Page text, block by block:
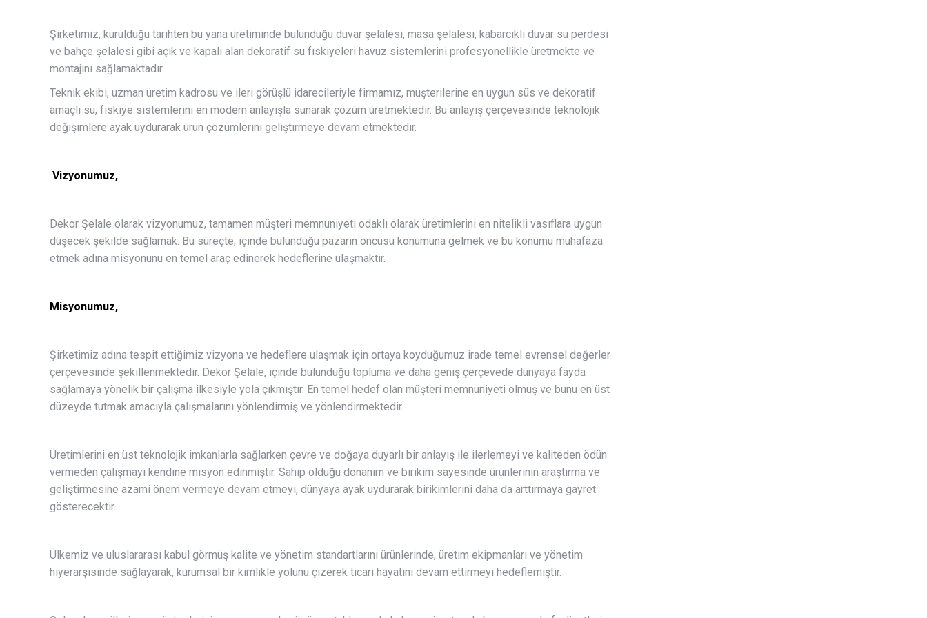
Şirketimiz, kurulduğu tarihten bu yana üretiminde bulunduğu duvar şelalesi, masa şelalesi, kabarcıklı duvar su perdesi
ve bahçe şelalesi gibi açık ve kapalı alan dekoratif su fıskiyeleri havuz sistemlerini profesyonellikle üretmekte ve
montajını sağlamaktadır.
Teknik ekibi, uzman üretim kadrosu ve ileri görüşlü idarecileriyle firmamız, müşterilerine en uygun süs ve dekoratif
amaçlı su, fıskiye sistemlerini en modern anlayışla sunarak çözüm üretmektedir. Bu anlayış çerçevesinde teknolojik
değişimlere ayak uydurarak ürün çözümlerini geliştirmeye devam etmektedir.
Vizyonumuz,
Dekor Şelale olarak vizyonumuz, tamamen müşteri memnuniyeti odaklı olarak üretimlerini en nitelikli vasıflara uygun
düşecek şekilde sağlamak. Bu süreçte, içinde bulunduğu pazarın öncüsü konumuna gelmek ve bu konumu muhafaza
etmek adına misyonunu en temel araç edinerek hedeflerine ulaşmaktır.
Misyonumuz,
Şirketimiz adına tespit ettiğimiz vizyona ve hedeflere ulaşmak için ortaya koyduğumuz irade temel evrensel değerler
çerçevesinde şekillenmektedir. Dekor Şelale, içinde bulunduğu topluma ve daha geniş çerçevede dünyaya fayda
sağlamaya yönelik bir çalışma ilkesiyle yola çıkmıştır. En temel hedef olan müşteri memnuniyeti olmuş ve bunu en üst
düzeyde tutmak amacıyla çalışmalarını yönlendirmiş ve yönlendirmektedir.
Üretimlerini en üst teknolojik imkanlarla sağlarken çevre ve doğaya duyarlı bir anlayış ile ilerlemeyi ve kaliteden ödün
vermeden çalışmayı kendine misyon edinmiştir. Sahip olduğu donanım ve birikim sayesinde ürünlerinin araştırma ve
geliştirmesine azami önem vermeye devam etmeyi, dünyaya ayak uydurarak birikimlerini daha da arttırmaya gayret
gösterecektir.
Ülkemiz ve uluslararası kabul görmüş kalite ve yönetim standartlarını ürünlerinde, üretim ekipmanları ve yönetim
hiyerarşisinde sağlayarak, kurumsal bir kimlikle yolunu çizerek ticari hayatını devam ettirmeyi hedeflemiştir.